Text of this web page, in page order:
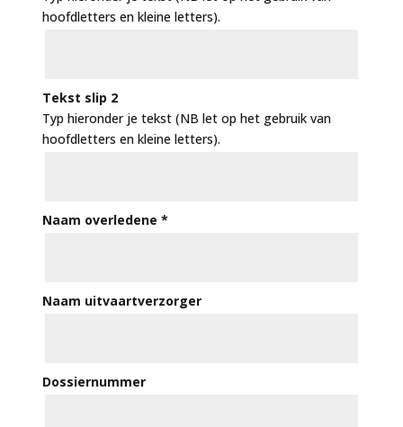
hoofdletters en kleine letters).
Tekst slip 2
Typ hieronder je tekst (NB let op het gebruik van
hoofdletters en kleine letters).
Naam overledene *
Naam uitvaartverzorger
Dossiernummer